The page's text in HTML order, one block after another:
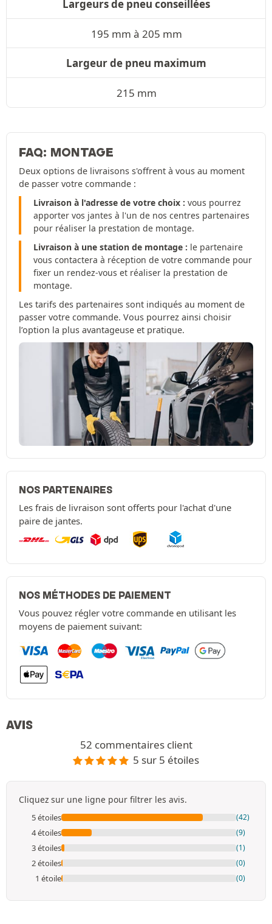
Largeurs de pneu conseillées
195 mm à 205 mm
Largeur de pneu maximum
215 mm
FAQ: MONTAGE
Deux options de livraisons s'offrent à vous au moment
de passer votre commande :
Livraison à l'adresse de votre choix : vous pourrez
apporter vos jantes à l'un de nos centres partenaires
pour réaliser la prestation de montage.
Livraison à une station de montage : le partenaire
vous contactera à réception de votre commande pour
fixer un rendez-vous et réaliser la prestation de
montage.
Les tarifs des partenaires sont indiqués au moment de
passer votre commande. Vous pourrez ainsi choisir
l’option la plus avantageuse et pratique.
NOS PARTENAIRES
Les frais de livraison sont offerts pour l'achat d'une
paire de jantes.
NOS MÉTHODES DE PAIEMENT
Vous pouvez régler votre commande en utilisant les
moyens de paiement suivant:
AVIS
52 commentaires client
5 sur 5 étoiles
Cliquez sur une ligne pour filtrer les avis.
5 étoiles (42)
4 étoiles (9)
3 étoiles (1)
2 étoiles (0)
1 étoile (0)